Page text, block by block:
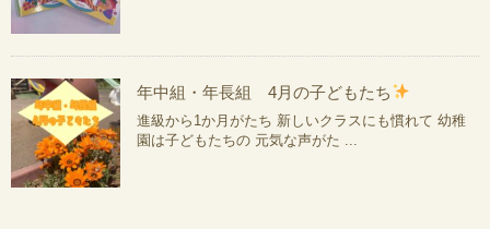
年中組・年長組 4月の子どもたち
進級から1か月がたち 新しいクラスにも慣れて 幼稚
園は子どもたちの 元気な声がた ...